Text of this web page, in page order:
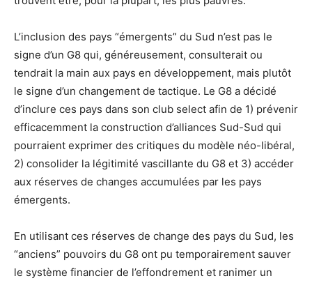
L’inclusion des pays “émergents” du Sud n’est pas le
signe d’un G8 qui, généreusement, consulterait ou
tendrait la main aux pays en développement, mais plutôt
le signe d’un changement de tactique. Le G8 a décidé
d’inclure ces pays dans son club select afin de 1) prévenir
efficacemment la construction d’alliances Sud-Sud qui
pourraient exprimer des critiques du modèle néo-libéral,
2) consolider la légitimité vascillante du G8 et 3) accéder
aux réserves de changes accumulées par les pays
émergents.
En utilisant ces réserves de change des pays du Sud, les
“anciens” pouvoirs du G8 ont pu temporairement sauver
le système financier de l’effondrement et ranimer un